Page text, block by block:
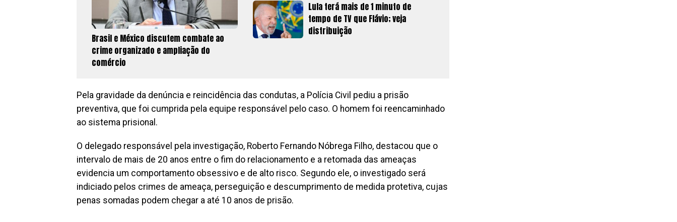
Brasil e México discutem combate ao
crime organizado e ampliação do
comércio
Lula terá mais de 1 minuto de
tempo de TV que Flávio; veja
distribuição
Pela gravidade da denúncia e reincidência das condutas, a Polícia Civil pediu a prisão
preventiva, que foi cumprida pela equipe responsável pelo caso. O homem foi reencaminhado
ao sistema prisional.
O delegado responsável pela investigação, Roberto Fernando Nóbrega Filho, destacou que o
intervalo de mais de 20 anos entre o fim do relacionamento e a retomada das ameaças
evidencia um comportamento obsessivo e de alto risco. Segundo ele, o investigado será
indiciado pelos crimes de ameaça, perseguição e descumprimento de medida protetiva, cujas
penas somadas podem chegar a até 10 anos de prisão.